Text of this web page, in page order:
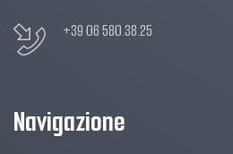
+39 06 580.38.25
Navigazione